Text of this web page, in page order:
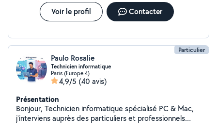
Voir le profil Contacter
Particulier
Paulo Rosalie
Technicien informatique
Paris (Europe 4)
4,9/5 (40 avis)
Présentation
Bonjour, Technicien informatique spécialisé PC & Mac,
j'interviens auprès des particuliers et professionnels